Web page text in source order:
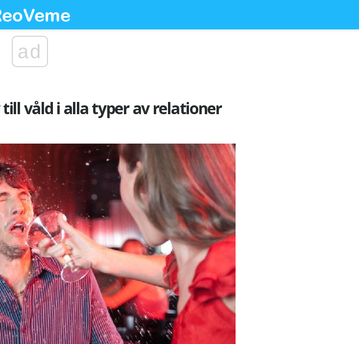
ad
våld i alla typer av relationer